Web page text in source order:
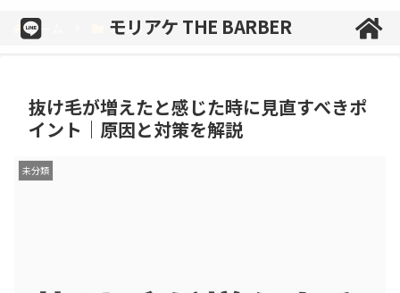
ホーム 未分類
抜け毛が増えたと感じた時に見直すべきポ
イント｜原因と対策を解説
未分類
モリアケ THE BARBER